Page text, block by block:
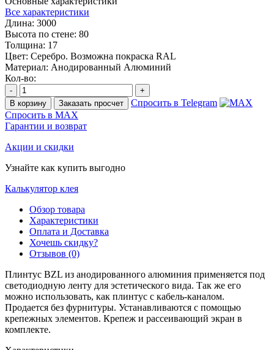
Все характеристики
Длина: 3000
Высота по стене: 80
Толщина: 17
Цвет: Серебро. Возможна покраска RAL
Материал: Анодированный Алюминий
Кол-во:
-
+
В корзину
Заказать просчет
Спросить в Telegram
Спросить в MAX
Гарантии и возврат
Акции и скидки
Узнайте как купить выгодно
Калькулятор клея
Обзор товара
Характеристики
Оплата и Доставка
Хочешь скидку?
Отзывов (0)
Плинтус BZL из анодированного алюминия применяется под
светодиодную ленту для эстетического вида. Так же его
можно использовать, как плинтус с кабель-каналом.
Продается без фурнитуры. Устанавливаются с помощью
крепежных элементов. Крепеж и рассеивающий экран в
комплекте.